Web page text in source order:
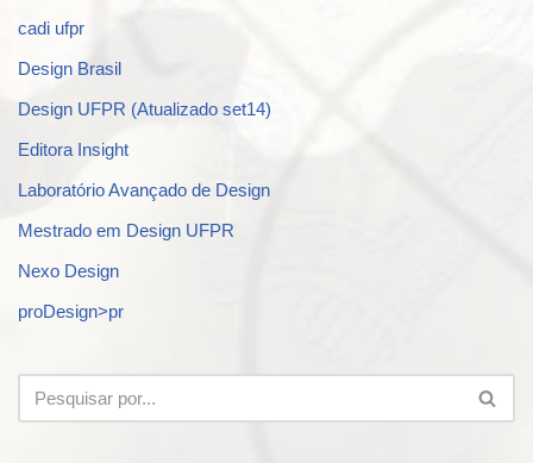
cadi ufpr
Design Brasil
Design UFPR (Atualizado set14)
Editora Insight
Laboratório Avançado de Design
Mestrado em Design UFPR
Nexo Design
proDesign>pr